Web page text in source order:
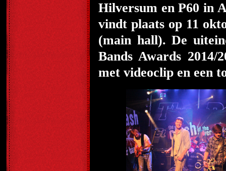
Hilversum en P60 in
vindt plaats op 11
(main hall). De
Bands Awards 2014/
met videoclip en een